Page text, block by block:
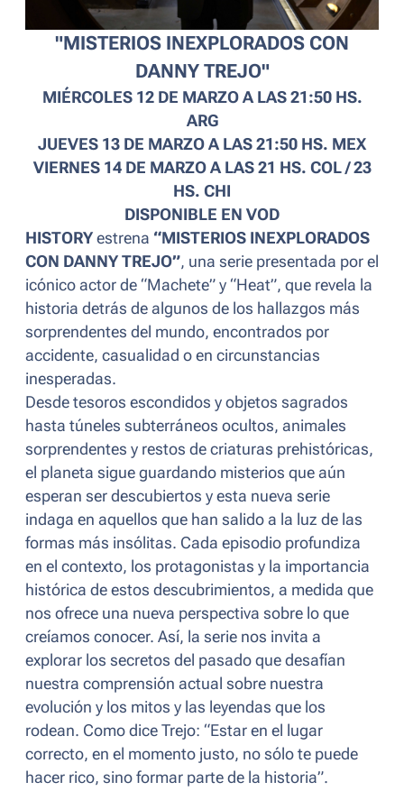
"MISTERIOS INEXPLORADOS CON
DANNY TREJO"
MIÉRCOLES 12 DE MARZO A LAS 21:50 HS.
ARG
JUEVES 13 DE MARZO A LAS 21:50 HS. MEX
VIERNES 14 DE MARZO A LAS 21 HS. COL / 23
HS. CHI
DISPONIBLE EN VOD
HISTORY estrena “MISTERIOS INEXPLORADOS
CON DANNY TREJO”, una serie presentada por el
icónico actor de “Machete” y “Heat”, que revela la
historia detrás de algunos de los hallazgos más
sorprendentes del mundo, encontrados por
accidente, casualidad o en circunstancias
inesperadas.
Desde tesoros escondidos y objetos sagrados
hasta túneles subterráneos ocultos, animales
sorprendentes y restos de criaturas prehistóricas,
el planeta sigue guardando misterios que aún
esperan ser descubiertos y esta nueva serie
indaga en aquellos que han salido a la luz de las
formas más insólitas. Cada episodio profundiza
en el contexto, los protagonistas y la importancia
histórica de estos descubrimientos, a medida que
nos ofrece una nueva perspectiva sobre lo que
creíamos conocer. Así, la serie nos invita a
explorar los secretos del pasado que desafían
nuestra comprensión actual sobre nuestra
evolución y los mitos y las leyendas que los
rodean. Como dice Trejo: “Estar en el lugar
correcto, en el momento justo, no sólo te puede
hacer rico, sino formar parte de la historia”.